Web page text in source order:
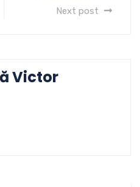
Next post
Victor